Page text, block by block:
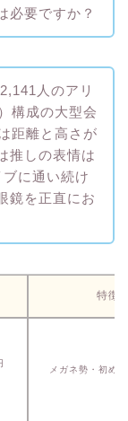
必要ですか？
人のアリ
構成の大型会
距離と高さが
推しの表情は
に通い続け
鏡を正直にお
特徴
メガネ勢・初め